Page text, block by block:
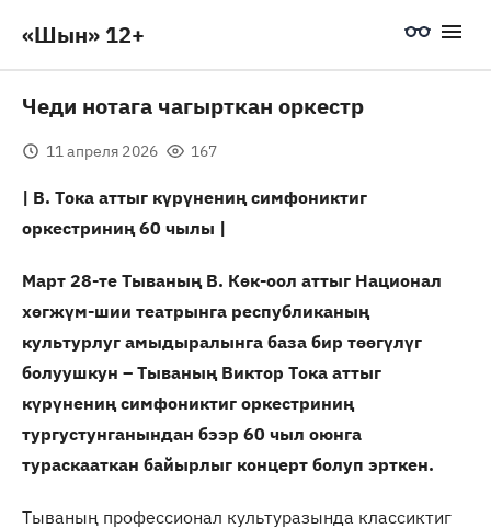
«Шын» 12+
Чеди нотага чагырткан оркестр
11 апреля 2026 167
| В. Тока аттыг күрүнениң симфониктиг
оркестриниң 60 чылы |
Март 28-те Тываның В. Көк-оол аттыг Национал
хөгжүм-шии театрынга республиканың
культурлуг амыдыралынга база бир төөгүлүг
болуушкун – Тываның Виктор Тока аттыг
күрүнениң симфониктиг оркестриниң
тургустунганындан бээр 60 чыл оюнга
тураскааткан байырлыг концерт болуп эрткен.
Тываның профессионал культуразында классиктиг